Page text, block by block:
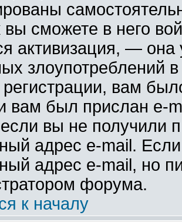
вы сможете в него
активизация, —
злоупотреблений
вам
вам был прислан e-
вы не получили
адрес e-mail.
адрес e-mail, но
форума.
к началу